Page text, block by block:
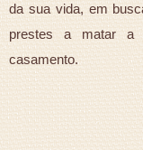
da sua vida, em
prestes a matar a
casamento.